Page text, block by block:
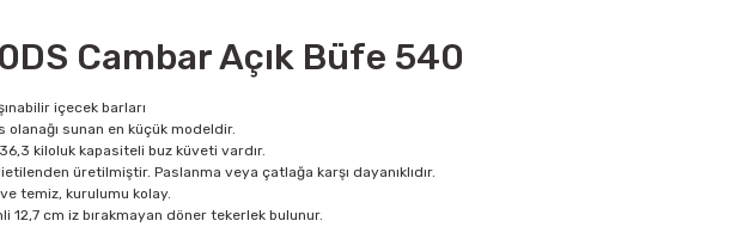
Cambar Açık Büfe 540
içecek barları
sunan en küçük modeldir.
kiloluk kapasiteli buz küveti vardır.
üretilmiştir. Paslanma veya çatlağa karşı dayanıklıdır.
temiz, kurulumu kolay.
cm iz bırakmayan döner tekerlek bulunur.